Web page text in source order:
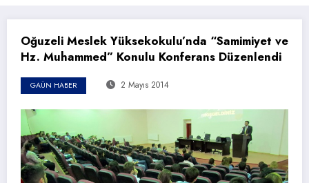
Oğuzeli Meslek Yüksekokulu’nda “Samimiyet ve
Hz. Muhammed” Konulu Konferans Düzenlendi
GAÜN HABER 2 Mayıs 2014